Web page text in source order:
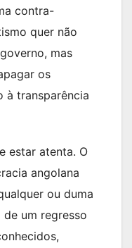
contra-
quer não
mas
os
à transparência
estar atenta. O
angolana
ou duma
um regresso